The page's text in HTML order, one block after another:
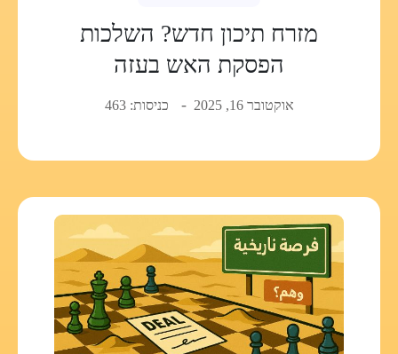
מזרח תיכון חדש? השלכות
הפסקת האש בעזה
אוקטובר 16, 2025 כניסות: 463